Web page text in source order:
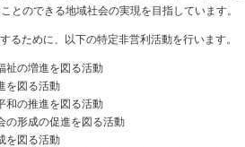
とのできる地域社会の実現を目指しています。
るために、以下の特定非営利活動を行います。
祉の増進を図る活動
を図る活動
和の推進を図る活動
の形成の促進を図る活動
を図る活動